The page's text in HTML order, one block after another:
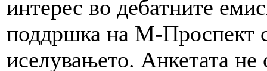
интерес во дебатните
поддршка на М-Проспект
иселувањето. Анкетата